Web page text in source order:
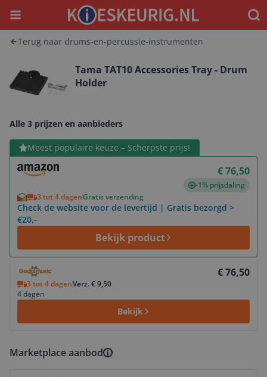
Menu
Terug naar drums-en-percussie-instrumenten
Tama TAT10 Accessories Tray - Drum
Holder
Alle 3 prijzen en aanbieders
Meest populaire keuze – Scherpste prijs!
€ 76,50
-1% prijsdaling
3 tot 4 dagenGratis verzending
Check de website voor de levertijd | Gratis bezorgd >
€20,-
Bekijk product
Bekijk product
€ 76,50
3 tot 4 dagenVerz. € 9,50
4 dagen
Bekijk
Bekijk product
Marketplace aanbod